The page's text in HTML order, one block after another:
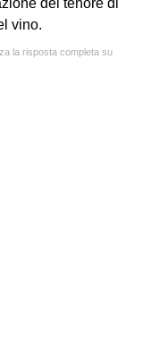
del tenore di
vino.
la risposta completa su